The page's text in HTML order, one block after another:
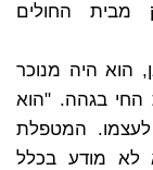
מבית החולים
הוא היה מנוכר
החי בגהה. "הוא
המטפלת
לא מודע בכלל